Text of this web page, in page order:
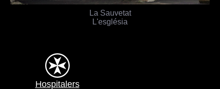
La Sauvetat
L'església
Hospitalers